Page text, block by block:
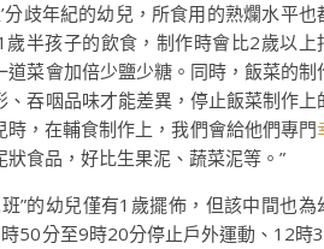
分歧年紀的幼兒，所食用的熟爛水平也
半孩子的飲食，制作時會比2歲以上
菜會加倍少鹽少糖。同時，飯菜的制
吞咽品味才能差異，停止飯菜制作上
時，在輔食制作上，我們會給他們專門
食品，好比生果泥、蔬菜泥等。”
”的幼兒僅有1歲擺佈，但該中間也為
50分至9時20分停止戶外運動、12時